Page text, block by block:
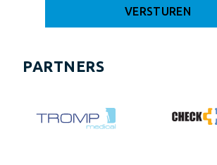
PARTNERS